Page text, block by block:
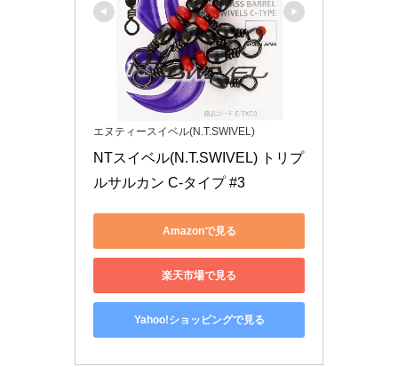
エヌティースイベル(N.T.SWIVEL)
NTスイベル(N.T.SWIVEL) トリプ
ルサルカン C-タイプ #3
Amazonで見る
楽天市場で見る
Yahoo!ショッピングで見る